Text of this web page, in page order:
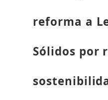
reforma a
Sólidos por